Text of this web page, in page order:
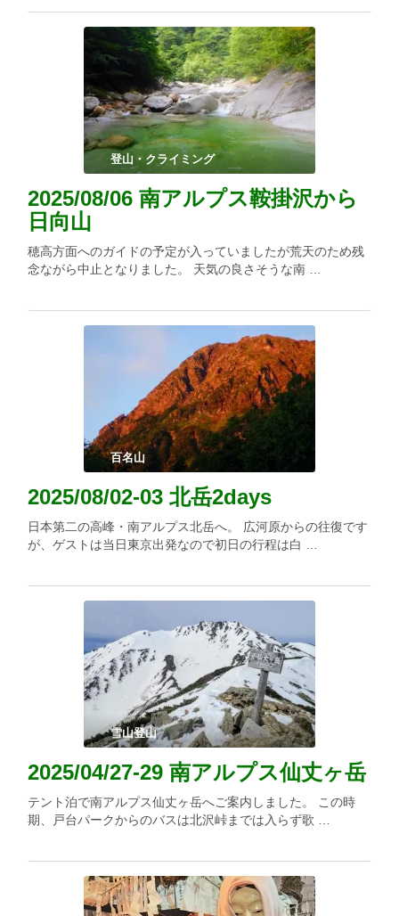
登山・クライミング
2025/08/06 南アルプス鞍掛沢から
日向山
穂高方面へのガイドの予定が入っていましたが荒天のため残
念ながら中止となりました。 天気の良さそうな南 …
百名山
2025/08/02-03 北岳2days
日本第二の高峰・南アルプス北岳へ。 広河原からの往復です
が、ゲストは当日東京出発なので初日の行程は白 …
雪山登山
2025/04/27-29 南アルプス仙丈ヶ岳
テント泊で南アルプス仙丈ヶ岳へご案内しました。 この時
期、戸台パークからのバスは北沢峠までは入らず歌 …